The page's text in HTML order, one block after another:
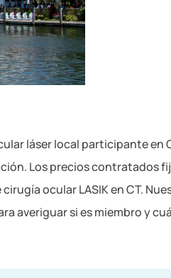
láser local participante
Los precios contratados
ocular LASIK en CT.
averiguar si es miembro y